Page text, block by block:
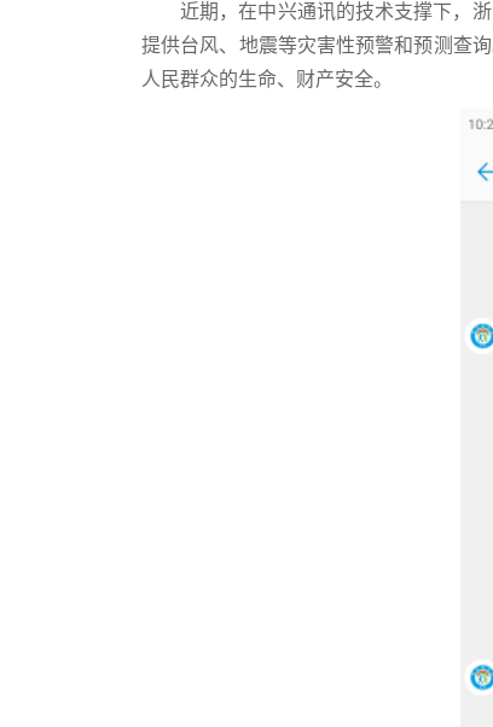
近期，在中兴通讯的技术支撑下，
提供台风、地震等灾害性预警和预测查
人民群众的生命、财产安全。